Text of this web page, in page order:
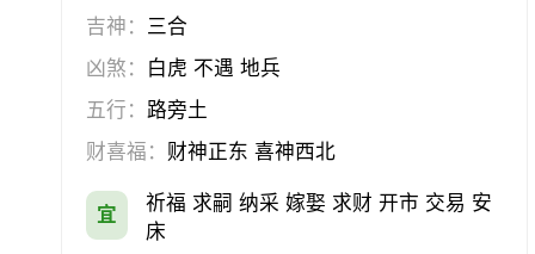
吉神： 三合
凶煞： 白虎 不遇 地兵
五行： 路旁土
财喜福： 财神正东 喜神西北
宜
祈福 求嗣 纳采 嫁娶 求财 开市 交易 安
床